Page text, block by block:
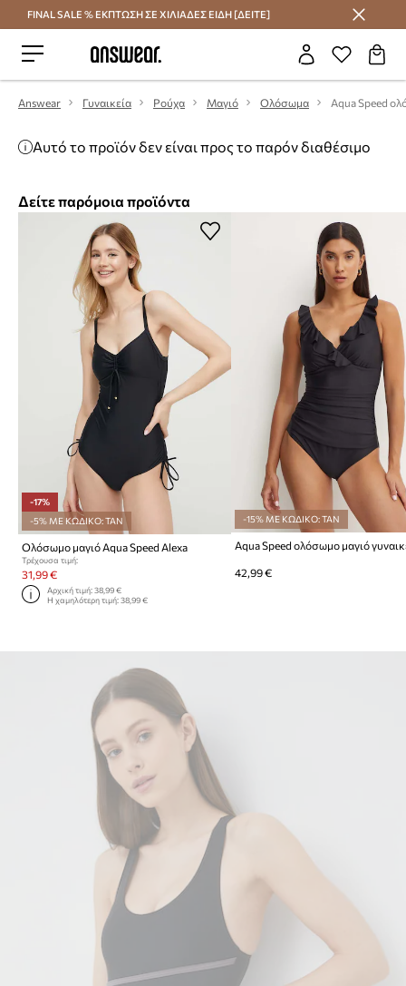
Εξοικονομήστε με το Answear Club
FINAL SALE % ΕΚΠΤΩΣΗ ΣΕ ΧΙΛΙΑΔΕΣ ΕΙΔΗ [ΔΕΙΤΕ]
Answear Γυναικεία Ρούχα Μαγιό Ολόσωμα
Αυτό το προϊόν δεν είναι προς το παρόν διαθέσιμο
Δείτε παρόμοια προϊόντα
-17%
-5% ΜΕ ΚΩΔΙΚΟ: TAN
Ολόσωμο μαγιό Aqua Speed Alexa
Τρέχουσα τιμή:
31,99 €
Αρχική τιμή:38,99 €
Η χαμηλότερη τιμή:38,99 €
-15% ΜΕ ΚΩΔΙΚΟ: TAN
Aqua Speed ολόσωμο μαγιό
42,99 €